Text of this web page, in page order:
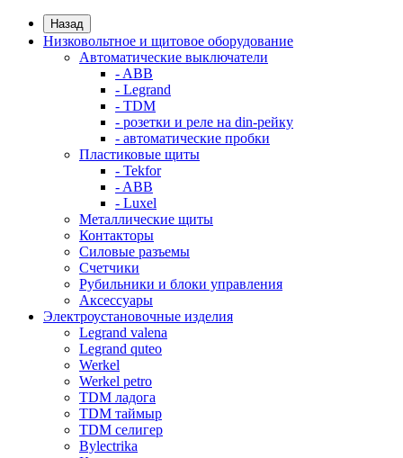
Назад
Низковольтное и щитовое оборудование
Автоматические выключатели
- ABB
- Legrand
- TDM
- розетки и реле на din-рейку
- автоматические пробки
Пластиковые щиты
- Tekfor
- ABB
- Luxel
Металлические щиты
Контакторы
Силовые разъемы
Счетчики
Рубильники и блоки управления
Аксессуары
Электроустановочные изделия
Legrand valena
Legrand quteo
Werkel
Werkel petro
TDM ладога
TDM таймыр
TDM селигер
Bylectrika